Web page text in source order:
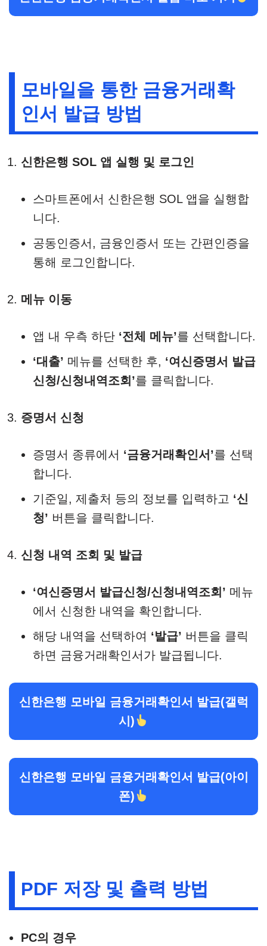
모바일을 통한 금융거래확
인서 발급 방법
신한은행 SOL 앱 실행 및 로그인
스마트폰에서 신한은행 SOL 앱을 실행합
니다.​
공동인증서, 금융인증서 또는 간편인증을
통해 로그인합니다.​
메뉴 이동
앱 내 우측 하단 ‘전체 메뉴’를 선택합니다.​
‘대출’ 메뉴를 선택한 후, ‘여신증명서 발급
신청/신청내역조회’를 클릭합니다.
증명서 신청
증명서 종류에서 ‘금융거래확인서’를 선택
합니다.​
기준일, 제출처 등의 정보를 입력하고 ‘신
청’ 버튼을 클릭합니다.​
신청 내역 조회 및 발급
‘여신증명서 발급신청/신청내역조회’ 메뉴
에서 신청한 내역을 확인합니다.
해당 내역을 선택하여 ‘발급’ 버튼을 클릭
하면 금융거래확인서가 발급됩니다.​
신한은행 모바일 금융거래확인서 발급(갤럭
시)
신한은행 모바일 금융거래확인서 발급(아이
폰)
PDF 저장 및 출력 방법
PC의 경우